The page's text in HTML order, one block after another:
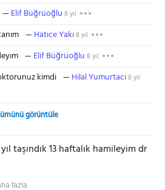
Elif Büğrüoğlu 8 yıl
Hatıce Yakı8 yıl
Elif Büğrüoğlu 8 yıl
kimdi Hilal Yumurtacı8 yıl
görüntüle
taşındık 13 haftalık hamileyim dr
fazla